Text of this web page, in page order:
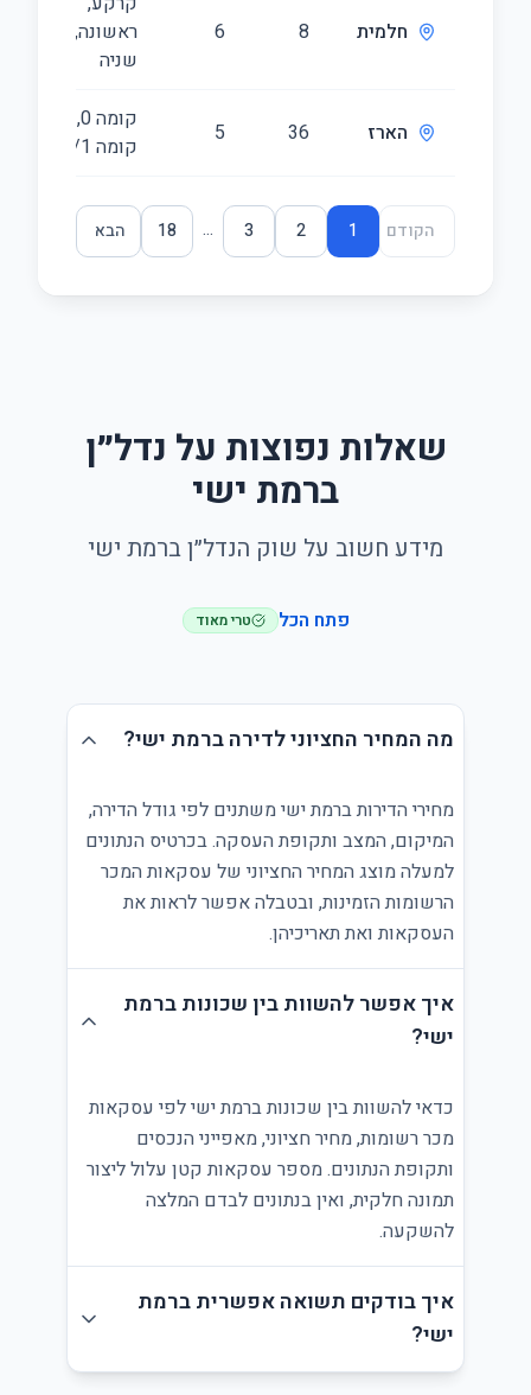
חלמית 8
6
ראשונה,
שניה
הארז 36
5
קומה ‎0‏,
קומה ‎1‏/1
הקודם 1
2
3
...
18 הבא
שאלות נפוצות על נדל״ן
ברמת ישי
מידע חשוב על שוק הנדל״ן ברמת ישי
פתח הכל טרי מאוד
מה המחיר החציוני לדירה ברמת ישי?
מחירי הדירות ברמת ישי משתנים לפי גודל הדירה,
המיקום, המצב ותקופת העסקה. בכרטיס הנתונים
למעלה מוצג המחיר החציוני של עסקאות המכר
הרשומות הזמינות, ובטבלה אפשר לראות את
העסקאות ואת תאריכיהן.
איך אפשר להשוות בין שכונות ברמת
ישי?
כדאי להשוות בין שכונות ברמת ישי לפי עסקאות
מכר רשומות, מחיר חציוני, מאפייני הנכסים
ותקופת הנתונים. מספר עסקאות קטן עלול ליצור
תמונה חלקית, ואין בנתונים לבדם המלצה
להשקעה.
איך בודקים תשואה אפשרית ברמת
ישי?